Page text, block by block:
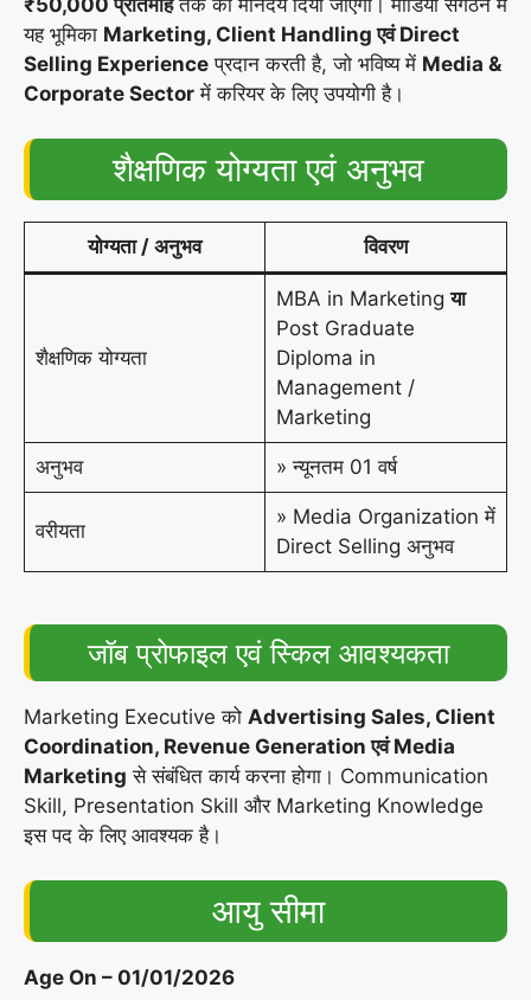
यह भूमिका Marketing, Client Handling एवं Direct
Selling Experience प्रदान करती है, जो भविष्य में Media &
Corporate Sector में करियर के लिए उपयोगी है।
शैक्षणिक योग्यता एवं अनुभव
योग्यता / अनुभव विवरण
शैक्षणिक योग्यता
MBA in Marketingया
Post Graduate
Diploma in
Management /
Marketing
अनुभव » न्यूनतम 01 वर्ष
वरीयता
» Media Organization में
Direct Selling अनुभव
जॉब प्रोफाइल एवं स्किल आवश्यकता
Marketing Executive को Advertising Sales, Client
Coordination, Revenue Generation एवं Media
Marketing से संबंधित कार्य करना होगा। Communication
Skill, Presentation Skill और Marketing Knowledge
इस पद के लिए आवश्यक है।
आयु सीमा
Age On – 01/01/2026